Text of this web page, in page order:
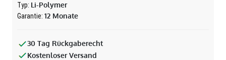
Typ: Li-Polymer
Garantie: 12 Monate
30 Tag Rückgaberecht
Kostenloser Versand